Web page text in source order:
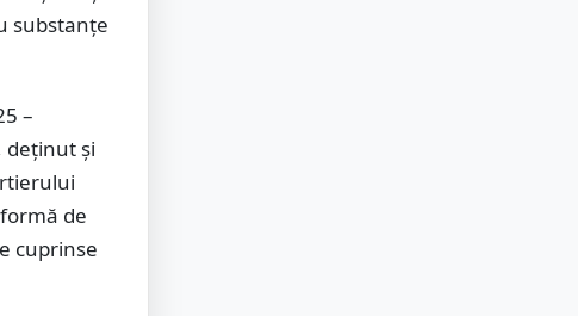
substanțe
–
deținut și
de
cuprinse